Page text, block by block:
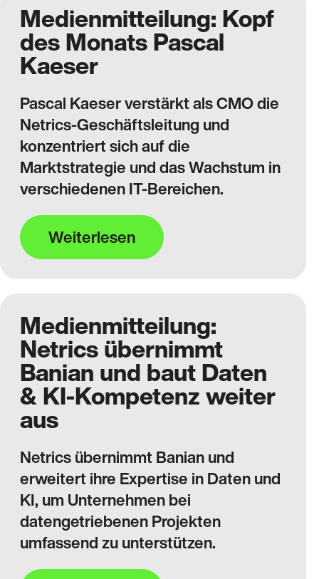
Medienmitteilung: Kopf
des Monats Pascal
Kaeser
Pascal Kaeser verstärkt als CMO die
Netrics-Geschäftsleitung und
konzentriert sich auf die
Marktstrategie und das Wachstum in
verschiedenen IT-Bereichen.
Weiterlesen
Medienmitteilung:
Netrics übernimmt
Banian und baut Daten
& KI-Kompetenz weiter
aus
Netrics übernimmt Banian und
erweitert ihre Expertise in Daten und
KI, um Unternehmen bei
datengetriebenen Projekten
umfassend zu unterstützen.